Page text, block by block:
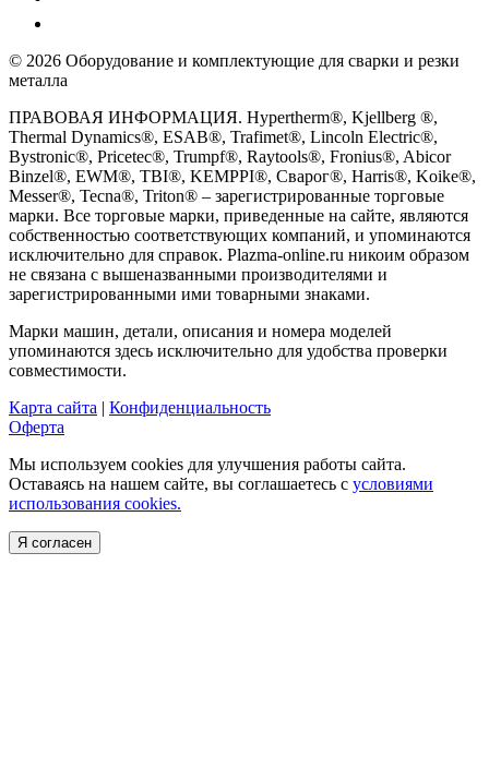
© 2026 Оборудование и комплектующие для сварки и резки
металла
ПРАВОВАЯ ИНФОРМАЦИЯ. Hypertherm®, Kjellberg ®,
Thermal Dynamics®, ESAB®, Trafimet®, Lincoln Electric®,
Bystronic®, Pricetec®, Trumpf®, Raytools®, Fronius®, Abicor
Binzel®, EWM®, TBI®, KEMPPI®, Сварог®, Harris®, Koike®,
Messer®, Tecna®, Triton® – зарегистрированные торговые
марки. Все торговые марки, приведенные на сайте, являются
собственностью соответствующих компаний, и упоминаются
исключительно для справок. Plazma-online.ru никоим образом
не связана с вышеназванными производителями и
зарегистрированными ими товарными знаками.
Марки машин, детали, описания и номера моделей
упоминаются здесь исключительно для удобства проверки
совместимости.
Карта сайта | Конфиденциальность
Оферта
Мы используем cookies для улучшения работы сайта.
Оставаясь на нашем сайте, вы соглашаетесь с условиями
использования cookies.
Я согласен